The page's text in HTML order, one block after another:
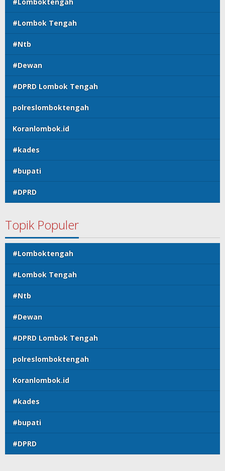
#Lomboktengah
#Lombok Tengah
#Ntb
#Dewan
#DPRD Lombok Tengah
polreslomboktengah
Koranlombok.id
#kades
#bupati
#DPRD
Topik Populer
#Lomboktengah
#Lombok Tengah
#Ntb
#Dewan
#DPRD Lombok Tengah
polreslomboktengah
Koranlombok.id
#kades
#bupati
#DPRD